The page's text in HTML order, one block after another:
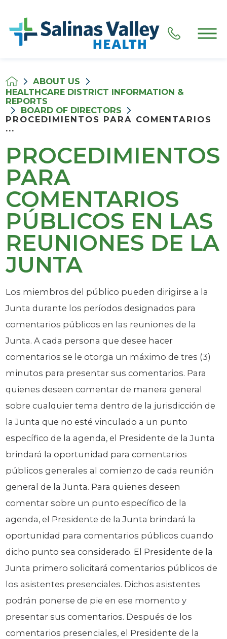
ABOUT US
HEALTHCARE DISTRICT INFORMATION &
REPORTS
BOARD OF DIRECTORS
PROCEDIMIENTOS PARA COMENTARIOS
...
PROCEDIMIENTOS
PARA
COMENTARIOS
PÚBLICOS EN LAS
REUNIONES DE LA
JUNTA
Los miembros del público pueden dirigirse a la
Junta durante los períodos designados para
comentarios públicos en las reuniones de la
Junta. A cada persona que desee hacer
comentarios se le otorga un máximo de tres (3)
minutos para presentar sus comentarios. Para
quienes deseen comentar de manera general
sobre cualquier tema dentro de la jurisdicción de
la Junta que no esté vinculado a un punto
específico de la agenda, el Presidente de la Junta
brindará la oportunidad para comentarios
públicos generales al comienzo de cada reunión
general de la Junta. Para quienes deseen
comentar sobre un punto específico de la
agenda, el Presidente de la Junta brindará la
oportunidad para comentarios públicos cuando
dicho punto sea considerado. El Presidente de la
Junta primero solicitará comentarios públicos de
los asistentes presenciales. Dichos asistentes
podrán ponerse de pie en ese momento y
presentar sus comentarios. Después de los
comentarios presenciales, el Presidente de la